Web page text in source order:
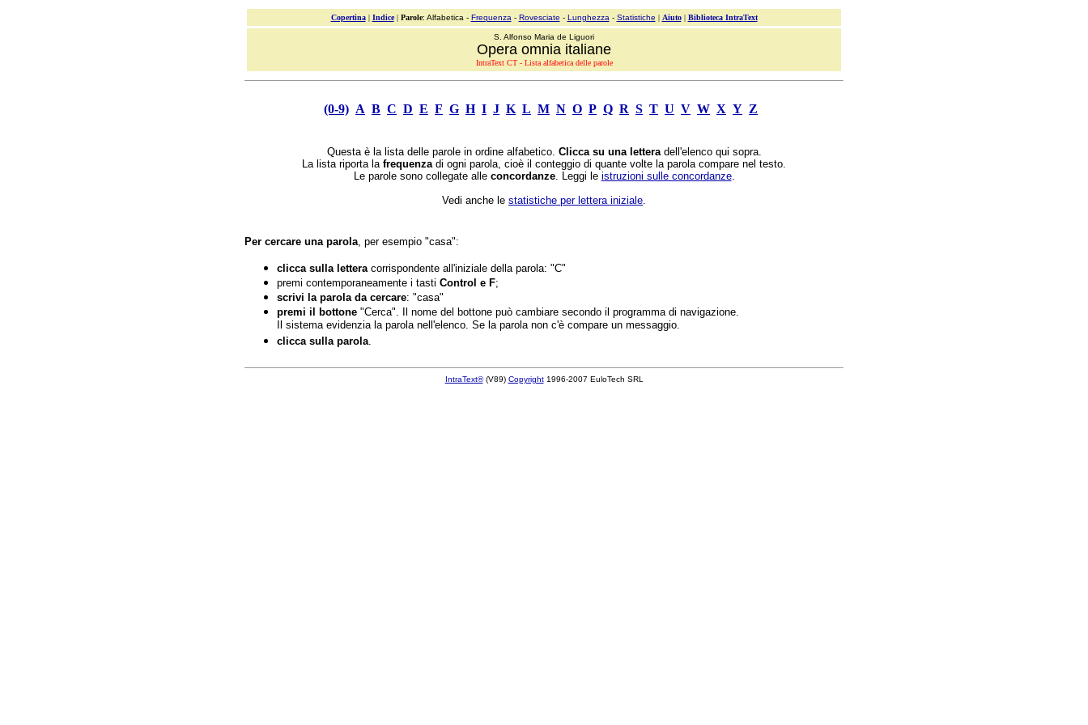
Copertina| Indice| Parole: Alfabetica - Frequenza - Rovesciate - Lunghezza - Statistiche | Aiuto| Biblioteca IntraText
S. Alfonso Maria de Liguori
Opera omnia italiane
IntraText CT - Lista alfabetica delle parole
(0-9) A B C D E F G H I J K L M N O P Q R S T U V W X Y Z
Questa è la lista delle parole in ordine alfabetico. Clicca su una letteradell'elenco qui sopra.
La lista riporta la frequenzadi ogni parola, cioè il conteggio di quante volte la parola compare nel testo.
Le parole sono collegate alle concordanze. Leggi le istruzioni sulle concordanze.
Vedi anche le statistiche per lettera iniziale.
Per cercare una parola, per esempio "casa":
clicca sulla letteracorrispondente all'iniziale della parola: "C"
premi contemporaneamente i tasti Control e F;
scrivi la parola da cercare: "casa"
premi il bottone "Cerca". Il nome del bottone può cambiare secondo il programma di navigazione.
Il sistema evidenzia la parola nell'elenco. Se la parola non c'è compare un messaggio.
clicca sulla parola.
IntraText®(V89) Copyright1996-2007 EuloTech SRL